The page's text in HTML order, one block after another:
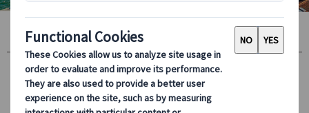
マイバスヨーロッパとは？
最安値保証の公式サイト